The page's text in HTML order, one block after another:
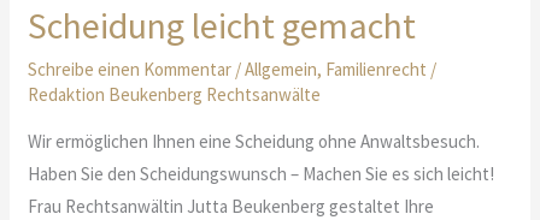
funktioniert
Scheidung leicht gemacht
Schreibe einen Kommentar /Allgemein, Familienrecht /
Redaktion Beukenberg Rechtsanwälte
Wir ermöglichen Ihnen eine Scheidung ohne Anwaltsbesuch.
Haben Sie den Scheidungswunsch – Machen Sie es sich leicht!
Frau Rechtsanwältin Jutta Beukenberg gestaltet Ihre